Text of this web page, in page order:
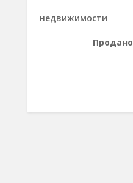
недвижимости
Продано